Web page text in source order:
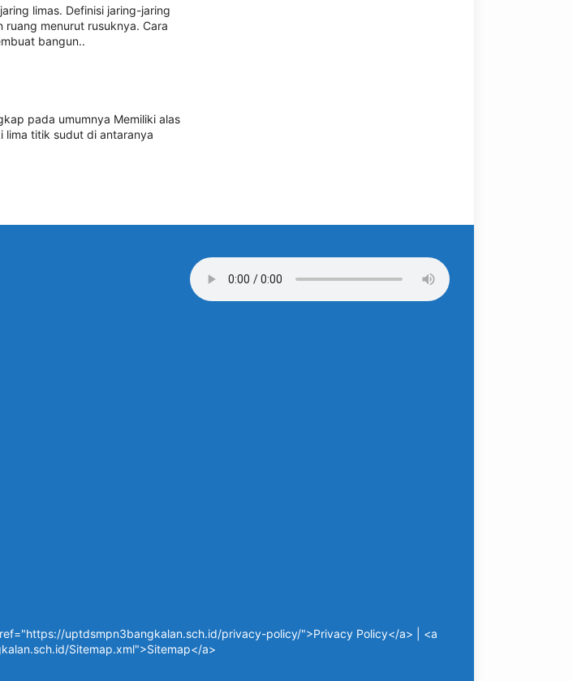
limas. Definisi jaring-jaring
menurut rusuknya. Cara
bangun..
pada umumnya Memiliki alas
lima titik sudut di antaranya
uptdsmpn3bangkalan.sch.id/privacy-policy/">Privacy Policy</a> | <a
Sitemap.xml">Sitemap</a>